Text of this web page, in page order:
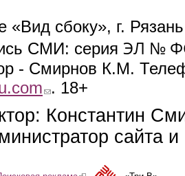
«Вид сбоку», г.
СМИ: серия ЭЛ №
- Смирнов К.М.
(link sends e-mail)
. 18+
Константин
сайта